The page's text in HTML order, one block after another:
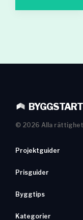
BYGGSTART
© 2026 Alla
Projektguider
Prisguider
Byggtips
Kategorier